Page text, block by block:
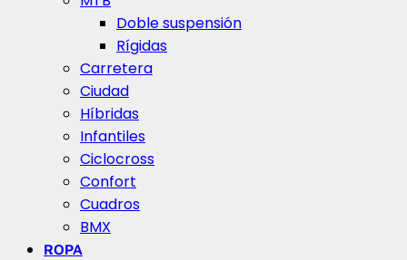
Doble suspensión
Rígidas
Carretera
Ciudad
Híbridas
Infantiles
Ciclocross
Confort
Cuadros
BMX
ROPA